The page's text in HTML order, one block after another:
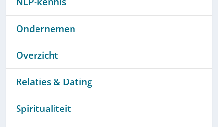
Ondernemen
Overzicht
Relaties & Dating
Spiritualiteit